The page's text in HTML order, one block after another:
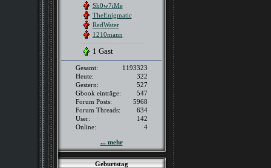
Sh0w7iMe
TheEnigmatic
RedWater
1210mann
1 Gast
Gesamt:
1193323
Heute:
322
Gestern:
527
Gbook einträge:
547
Forum Posts:
5968
Forum Threads:
634
User:
142
Online:
4
... mehr
Geburtstag